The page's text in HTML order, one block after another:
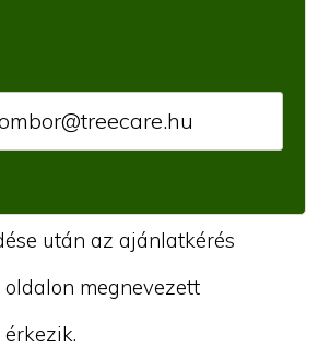
után az ajánlatkérés
megnevezett